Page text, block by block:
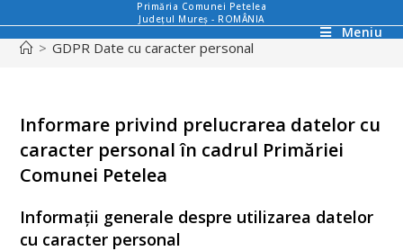
Primăria Comunei Petelea
Județul Mureș - ROMÂNIA
Meniu
> GDPR Date cu caracter personal
Informare privind prelucrarea datelor cu
caracter personal în cadrul Primăriei
Comunei Petelea
Informații generale despre utilizarea datelor
cu caracter personal